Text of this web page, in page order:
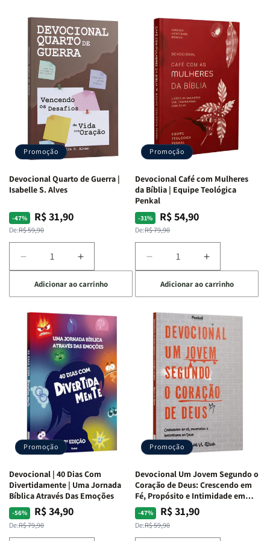
Promoção
Devocional Quarto de Guerra |
Isabelle S. Alves
-47%
Preço
normal
De:R$ 59,90
Preço
promocional
R$ 31,90
Diminuir
a
quantidade
de
Devocional
Quarto
de
Guerra
Isabelle
S.
Alves
Aumentar
a
quantidade
de
Devocional
Quarto
de
Guerra
|
Isabelle
S.
Alves
Adicionar ao carrinho
Promoção
Devocional Café com Mulheres
da Bíblia | Equipe Teológica
Penkal
-31%
Preço
normal
De:R$ 79,90
Preço
promocional
R$ 54,90
Diminuir
a
quantidade
de
Devocional
Café
com
Mulheres
da
Bíblia
Equipe
Teológica
Penkal
Aumentar
a
quantidade
de
Devocional
Café
com
Mulheres
da
Bíblia
|
Equipe
Teológica
Penkal
Adicionar ao carrinho
Promoção
Devocional | 40 Dias Com
Divertidamente | Uma Jornada
Bíblica Através Das Emoções
-56%
Preço
normal
De:R$ 79,90
Preço
promocional
R$ 34,90
Promoção
Devocional Um Jovem Segundo o
Coração de Deus: Crescendo em
Fé, Propósito e Intimidade em
Deus
-47%
Preço
normal
De:R$ 59,90
Preço
promocional
R$ 31,90